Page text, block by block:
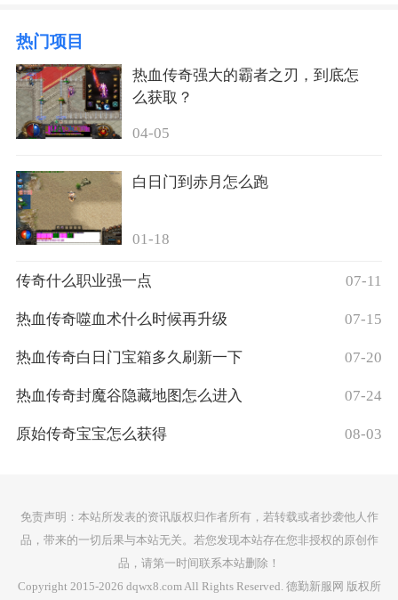
热门项目
热血传奇强大的霸者之刃，到底怎
么获取？
04-05
白日门到赤月怎么跑
01-18
传奇什么职业强一点 07-11
热血传奇噬血术什么时候再升级 07-15
热血传奇白日门宝箱多久刷新一下 07-20
热血传奇封魔谷隐藏地图怎么进入 07-24
原始传奇宝宝怎么获得 08-03
免责声明：本站所发表的资讯版权归作者所有，若转载或者抄袭他人作
品，带来的一切后果与本站无关。若您发现本站存在您非授权的原创作
品，请第一时间联系本站删除！
Copyright 2015-2026 dqwx8.com All Rights Reserved. 德勤新服网 版权所